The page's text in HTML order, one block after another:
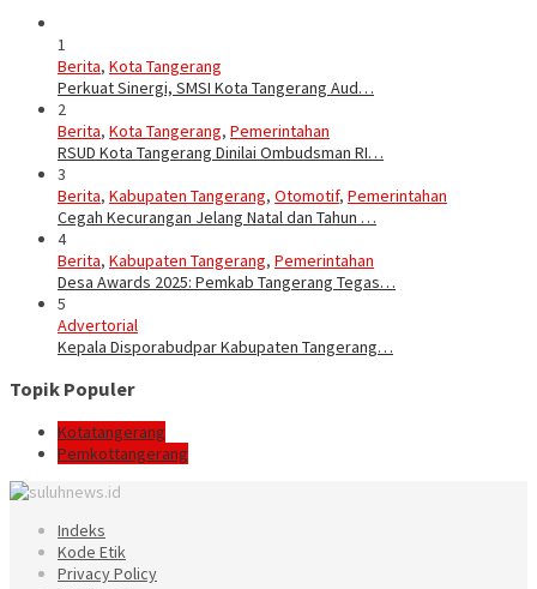
1
Berita, Kota Tangerang
Perkuat Sinergi, SMSI Kota Tangerang Aud…
2
Berita, Kota Tangerang, Pemerintahan
RSUD Kota Tangerang Dinilai Ombudsman RI…
3
Berita, Kabupaten Tangerang, Otomotif, Pemerintahan
Cegah Kecurangan Jelang Natal dan Tahun …
4
Berita, Kabupaten Tangerang, Pemerintahan
Desa Awards 2025: Pemkab Tangerang Tegas…
5
Advertorial
Kepala Disporabudpar Kabupaten Tangerang…
Topik Populer
Kotatangerang
Pemkottangerang
Indeks
Kode Etik
Privacy Policy